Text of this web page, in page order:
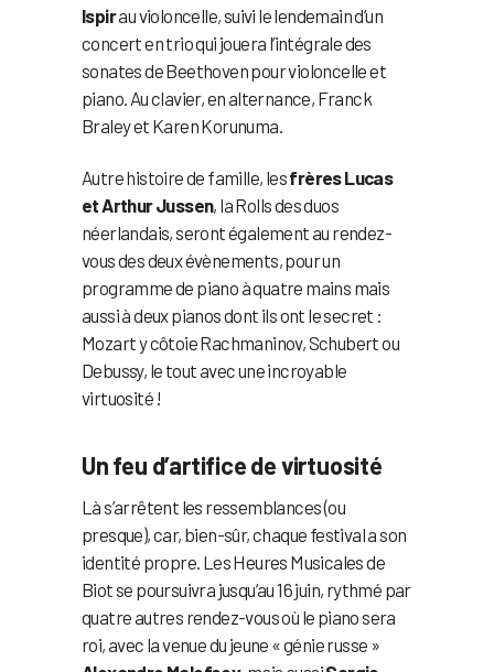
Ispirau violoncelle, suivi le lendemain d’un
concert en trio qui jouera l’intégrale des
sonates de Beethoven pour violoncelle et
piano. Au clavier, en alternance, Franck
Braley et Karen Korunuma.
Autre histoire de famille, lesfrères Lucas
et Arthur Jussen, la Rolls des duos
néerlandais, seront également au rendez-
vous des deux évènements, pour un
programme de piano à quatre mains mais
aussi à deux pianos dont ils ont le secret :
Mozart y côtoie Rachmaninov, Schubert ou
Debussy, le tout avec une incroyable
virtuosité !
Un feu d’artifice de virtuosité
Là s’arrêtent les ressemblances (ou
presque), car, bien-sûr, chaque festival a son
identité propre. Les Heures Musicales de
Biot se poursuivra jusqu’au 16 juin, rythmé par
quatre autres rendez-vous où le piano sera
roi, avec la venue du jeune « génie russe »